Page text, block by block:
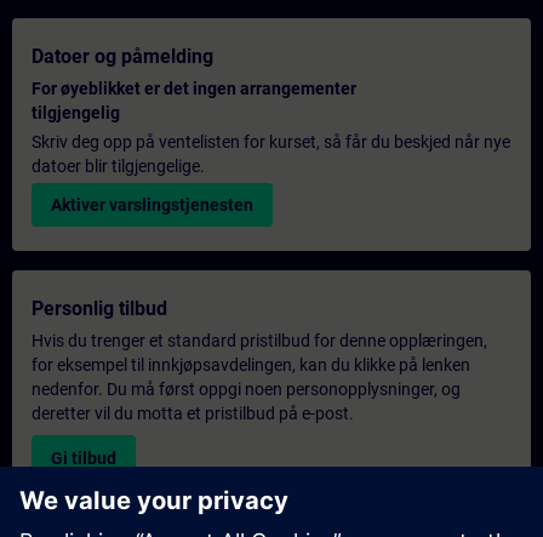
Datoer og påmelding
For øyeblikket er det ingen arrangementer
tilgjengelig
Skriv deg opp på ventelisten for kurset, så får du beskjed når nye
datoer blir tilgjengelige.
Aktiver varslingstjenesten
Personlig tilbud
Hvis du trenger et standard pristilbud for denne opplæringen,
for eksempel til innkjøpsavdelingen, kan du klikke på lenken
nedenfor. Du må først oppgi noen personopplysninger, og
deretter vil du motta et pristilbud på e-post.
Gi tilbud